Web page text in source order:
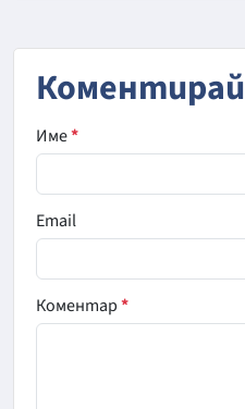
Коментирай
Име*
Email
Коментар*